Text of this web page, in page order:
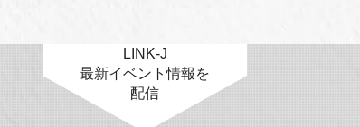
LINK-J
最新イベント情報を
配信